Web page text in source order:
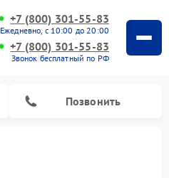
+7 (800) 301-55-83
Ежедневно, с 10:00 до 20:00
+7 (800) 301-55-83
Звонок бесплатный по РФ
Позвонить